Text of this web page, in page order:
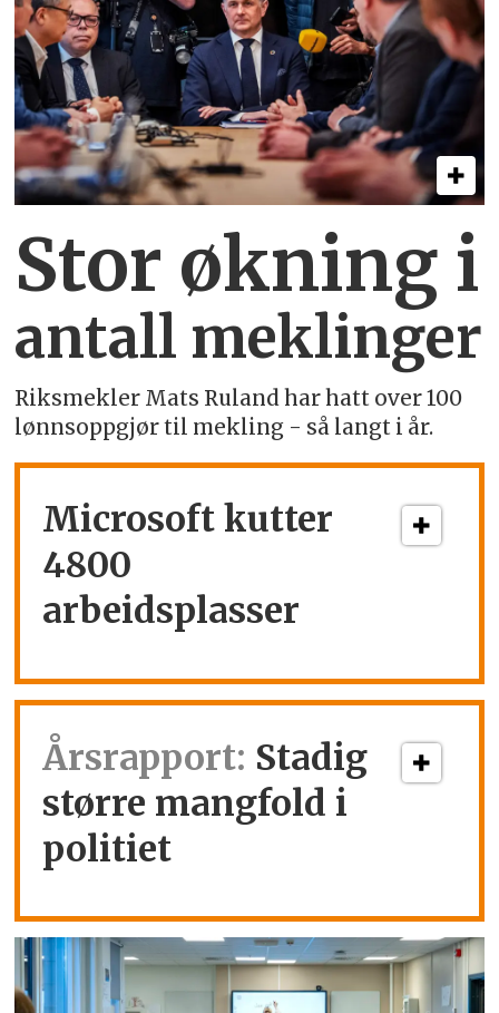
Stor økning i
antall meklinger
Riksmekler Mats Ruland har hatt over 100
lønnsoppgjør til mekling - så langt i år.
Microsoft kutter
4800
arbeidsplasser
Årsrapport: Stadig
større mangfold i
politiet